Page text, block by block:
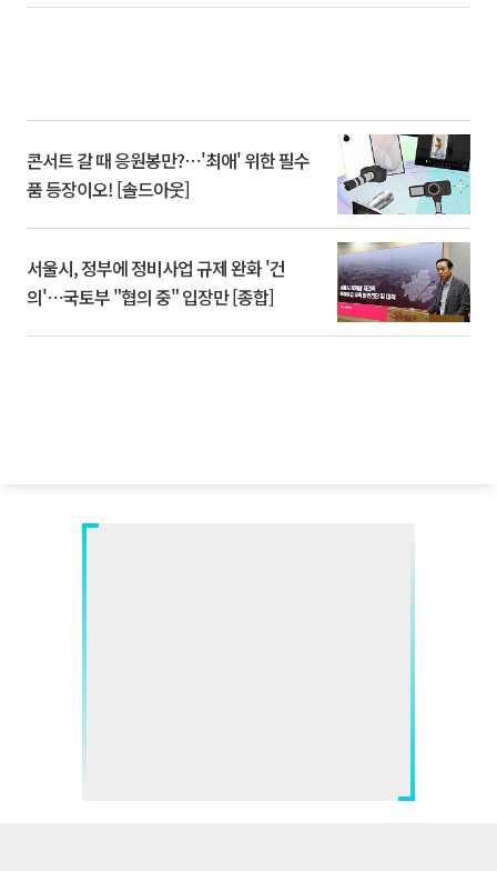
콘서트 갈 때 응원봉만?⋯'최애' 위한 필수
품 등장이오! [솔드아웃]
서울시, 정부에 정비사업 규제 완화 '건
의'⋯국토부 "협의 중" 입장만 [종합]